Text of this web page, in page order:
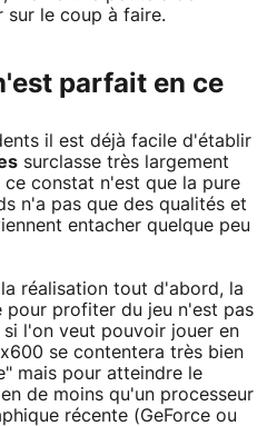
sur le coup à faire.
parfait en ce
il est déjà facile d'établir
surclasse très largement
ce constat n'est que la pure
n'a pas que des qualités et
entacher quelque peu
réalisation tout d'abord, la
pour profiter du jeu n'est pas
l'on veut pouvoir jouer en
se contentera très bien
mais pour atteindre le
de moins qu'un processeur
récente (GeForce ou